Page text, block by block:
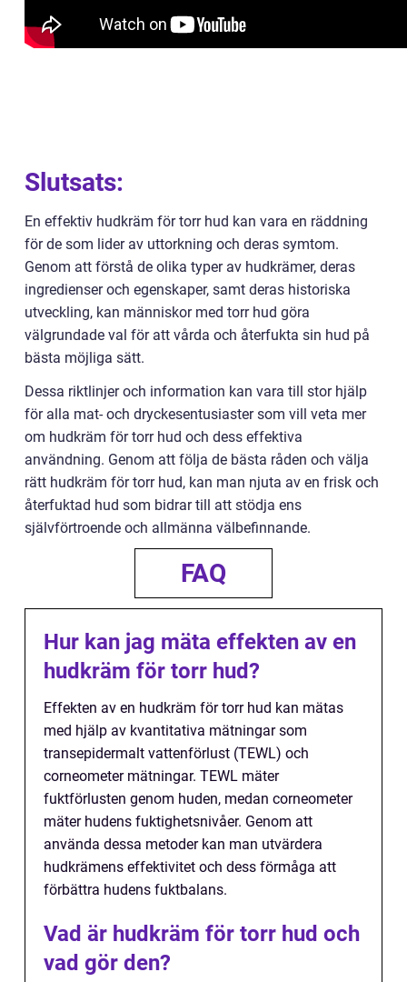
Slutsats:
En effektiv hudkräm för torr hud kan vara en räddning
för de som lider av uttorkning och deras symtom.
Genom att förstå de olika typer av hudkrämer, deras
ingredienser och egenskaper, samt deras historiska
utveckling, kan människor med torr hud göra
välgrundade val för att vårda och återfukta sin hud på
bästa möjliga sätt.
Dessa riktlinjer och information kan vara till stor hjälp
för alla mat- och dryckesentusiaster som vill veta mer
om hudkräm för torr hud och dess effektiva
användning. Genom att följa de bästa råden och välja
rätt hudkräm för torr hud, kan man njuta av en frisk och
återfuktad hud som bidrar till att stödja ens
självförtroende och allmänna välbefinnande.
FAQ
Hur kan jag mäta effekten av en
hudkräm för torr hud?
Effekten av en hudkräm för torr hud kan mätas
med hjälp av kvantitativa mätningar som
transepidermalt vattenförlust (TEWL) och
corneometer mätningar. TEWL mäter
fuktförlusten genom huden, medan corneometer
mäter hudens fuktighetsnivåer. Genom att
använda dessa metoder kan man utvärdera
hudkrämens effektivitet och dess förmåga att
förbättra hudens fuktbalans.
Vad är hudkräm för torr hud och
vad gör den?